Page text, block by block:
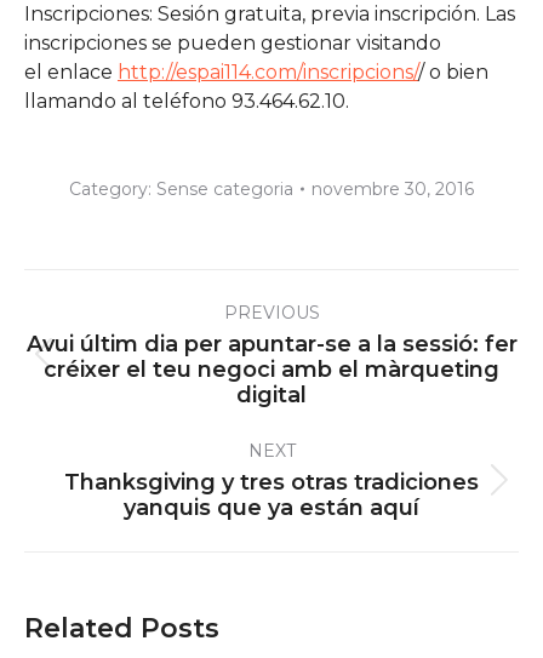
Inscripciones: Sesión gratuita, previa inscripción. Las
inscripciones se pueden gestionar visitando
el enlace http://espai114.com/inscripcions// o bien
llamando al teléfono 93.464.62.10.
Category: Sense categoria novembre 30, 2016
navigationPREVIOUS
Previous
post:
Avui últim dia per apuntar-se a la sessió: fer
créixer el teu negoci amb el màrqueting
digital
NEXT
Next
post:
Thanksgiving y tres otras tradiciones
yanquis que ya están aquí
Related Posts